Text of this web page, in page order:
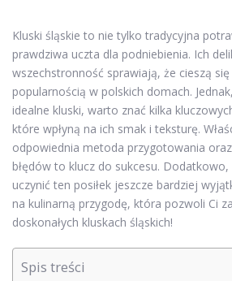
Kluski śląskie to nie tylko tradycyjna
prawdziwa uczta dla podniebienia. Ich
wszechstronność sprawiają, że cieszą
popularnością w polskich domach.
idealne kluski, warto znać kilka
które wpłyną na ich smak i teksturę.
odpowiednia metoda przygotowania
błędów to klucz do sukcesu.
uczynić ten posiłek jeszcze bardziej
na kulinarną przygodę, która pozwoli Ci
doskonałych kluskach śląskich!
Spis treści